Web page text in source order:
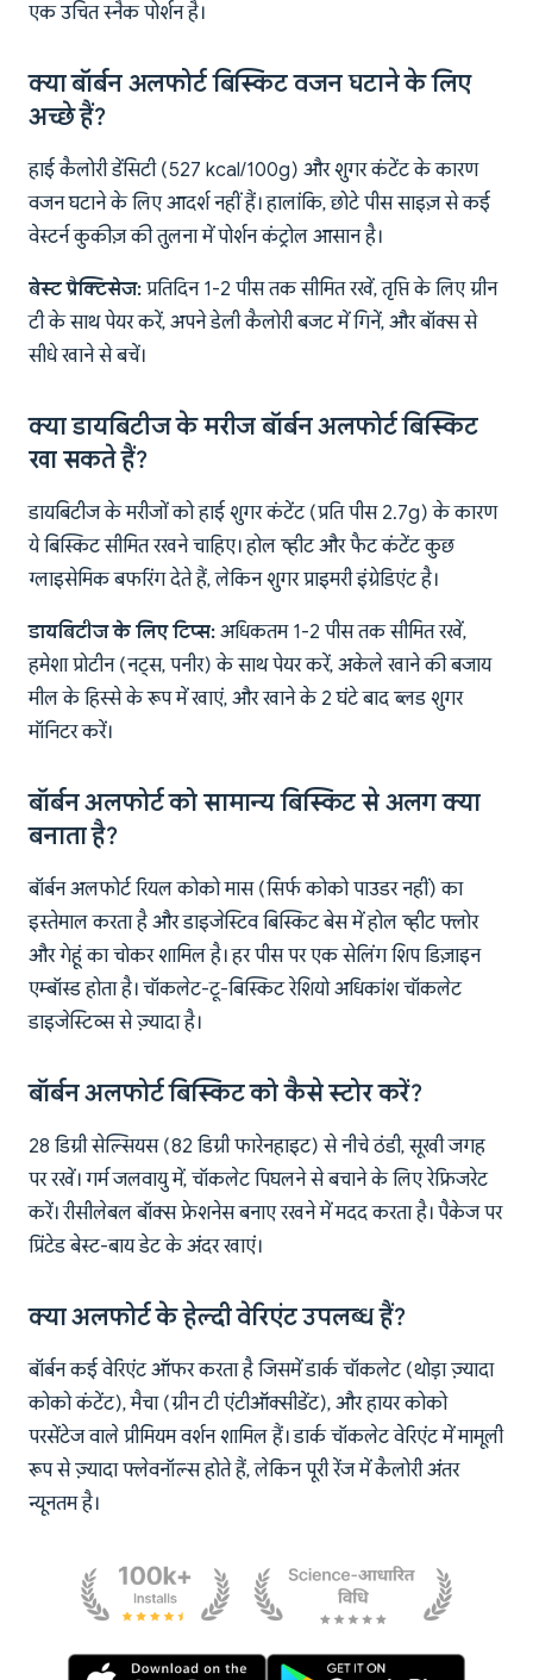
एक उचित स्नैक पोर्शन है।
क्या बॉर्बन अलफोर्ट बिस्किट वजन घटाने के लिए
अच्छे हैं?
हाई कैलोरी डेंसिटी (527 kcal/100g) और शुगर कंटेंट के कारण
वजन घटाने के लिए आदर्श नहीं हैं। हालांकि, छोटे पीस साइज़ से कई
वेस्टर्न कुकीज़ की तुलना में पोर्शन कंट्रोल आसान है।
बेस्ट प्रैक्टिसेज: प्रतिदिन 1-2 पीस तक सीमित रखें, तृप्ति के लिए ग्रीन
टी के साथ पेयर करें, अपने डेली कैलोरी बजट में गिनें, और बॉक्स से
सीधे खाने से बचें।
क्या डायबिटीज के मरीज बॉर्बन अलफोर्ट बिस्किट
खा सकते हैं?
डायबिटीज के मरीजों को हाई शुगर कंटेंट (प्रति पीस 2.7g) के कारण
ये बिस्किट सीमित रखने चाहिए। होल व्हीट और फैट कंटेंट कुछ
ग्लाइसेमिक बफरिंग देते हैं, लेकिन शुगर प्राइमरी इंग्रेडिएंट है।
डायबिटीज के लिए टिप्स: अधिकतम 1-2 पीस तक सीमित रखें,
हमेशा प्रोटीन (नट्स, पनीर) के साथ पेयर करें, अकेले खाने की बजाय
मील के हिस्से के रूप में खाएं, और खाने के 2 घंटे बाद ब्लड शुगर
मॉनिटर करें।
बॉर्बन अलफोर्ट को सामान्य बिस्किट से अलग क्या
बनाता है?
बॉर्बन अलफोर्ट रियल कोको मास (सिर्फ कोको पाउडर नहीं) का
इस्तेमाल करता है और डाइजेस्टिव बिस्किट बेस में होल व्हीट फ्लोर
और गेहूं का चोकर शामिल है। हर पीस पर एक सेलिंग शिप डिज़ाइन
एम्बॉस्ड होता है। चॉकलेट-टू-बिस्किट रेशियो अधिकांश चॉकलेट
डाइजेस्टिव्स से ज़्यादा है।
बॉर्बन अलफोर्ट बिस्किट को कैसे स्टोर करें?
28 डिग्री सेल्सियस (82 डिग्री फारेनहाइट) से नीचे ठंडी, सूखी जगह
पर रखें। गर्म जलवायु में, चॉकलेट पिघलने से बचाने के लिए रेफ्रिजरेट
करें। रीसीलेबल बॉक्स फ्रेशनेस बनाए रखने में मदद करता है। पैकेज पर
प्रिंटेड बेस्ट-बाय डेट के अंदर खाएं।
क्या अलफोर्ट के हेल्दी वेरिएंट उपलब्ध हैं?
बॉर्बन कई वेरिएंट ऑफर करता है जिसमें डार्क चॉकलेट (थोड़ा ज़्यादा
कोको कंटेंट), मैचा (ग्रीन टी एंटीऑक्सीडेंट), और हायर कोको
परसेंटेज वाले प्रीमियम वर्शन शामिल हैं। डार्क चॉकलेट वेरिएंट में मामूली
रूप से ज़्यादा फ्लेवनॉल्स होते हैं, लेकिन पूरी रेंज में कैलोरी अंतर
न्यूनतम है।